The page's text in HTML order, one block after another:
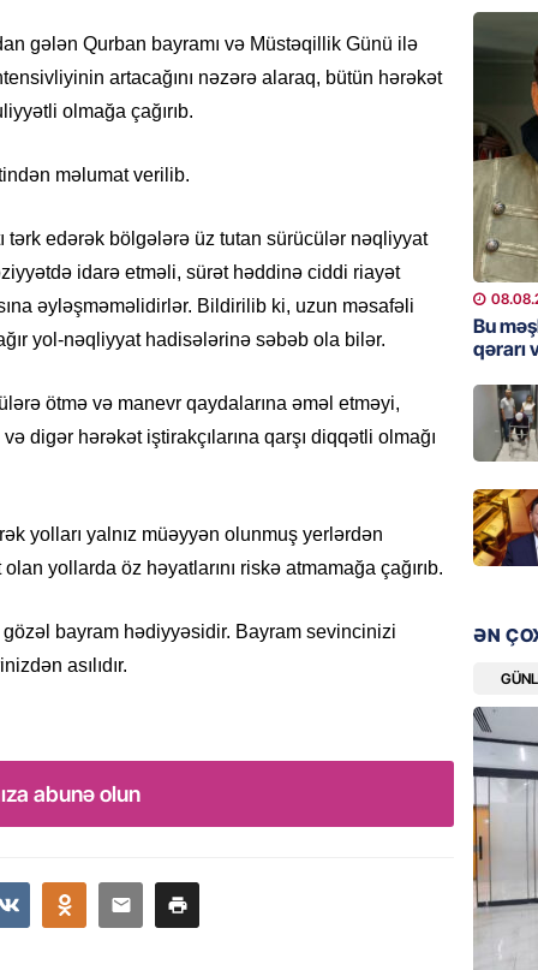
gələn Qurban bayramı və Müstəqillik Günü ilə
artacağını nəzərə alaraq, bütün hərəkət
olmağa çağırıb.
məlumat verilib.
tərk edərək bölgələrə üz tutan sürücülər nəqliyyat
idarə etməli, sürət həddinə ciddi riayət
əyləşməməlidirlər. Bildirilib ki, uzun məsafəli
yol-nəqliyyat hadisələrinə səbəb ola bilər.
ötmə və manevr qaydalarına əməl etməyi,
digər hərəkət iştirakçılarına qarşı diqqətli olmağı
yolları yalnız müəyyən olunmuş yerlərdən
yollarda öz həyatlarını riskə atmamağa çağırıb.
bayram hədiyyəsidir. Bayram sevincinizi
asılıdır.
abunə olun
MANŞET
Video
BANNER
Məsud
MANŞET
Nikol
ZƏNG
GÜNDƏM
qədər
ŞOU-
Bu
qərarı
ƏN